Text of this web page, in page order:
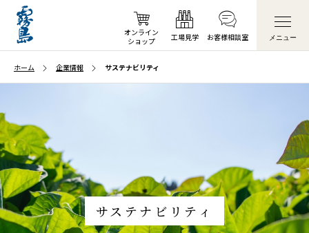
オンライン
ショップ
工場見学 お客様相談室 メニュー
ホーム 企業情報 サステナビリティ
サステナビリティ